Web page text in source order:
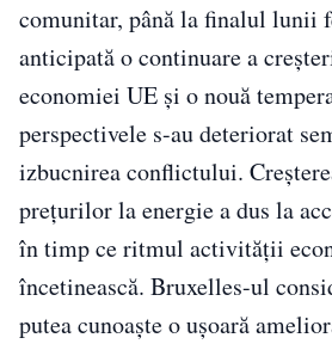
comunitar, până la finalul lunii
anticipată o continuare a
economiei UE şi o nouă
perspectivele s-au deteriorat
izbucnirea conflictului.
preţurilor la energie a dus la
în timp ce ritmul activităţii
încetinească. Bruxelles-ul
putea cunoaşte o uşoară